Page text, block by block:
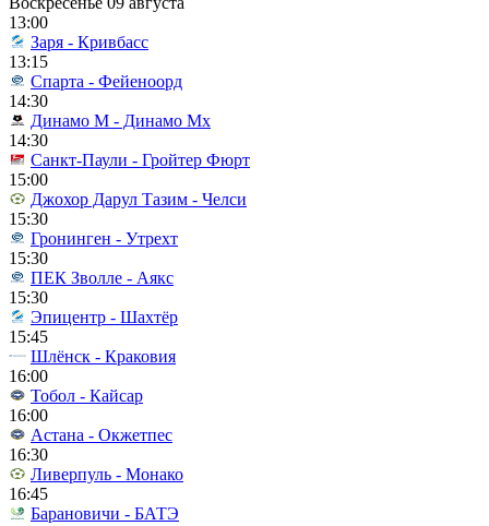
13:00
Заря - Кривбасс
13:15
Спарта - Фейеноорд
14:30
Динамо М - Динамо Мх
14:30
Санкт-Паули - Гройтер Фюрт
15:00
Джохор Дарул Тазим - Челси
15:30
Гронинген - Утрехт
15:30
ПЕК Зволле - Аякс
15:30
Эпицентр - Шахтёр
15:45
Шлёнск - Краковия
16:00
Тобол - Кайсар
16:00
Астана - Окжетпес
16:30
Ливерпуль - Монако
16:45
Барановичи - БАТЭ